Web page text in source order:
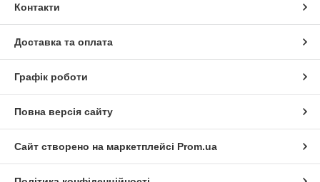
Контакти
Доставка та оплата
Графік роботи
Повна версія сайту
Сайт створено на маркетплейсі Prom.ua